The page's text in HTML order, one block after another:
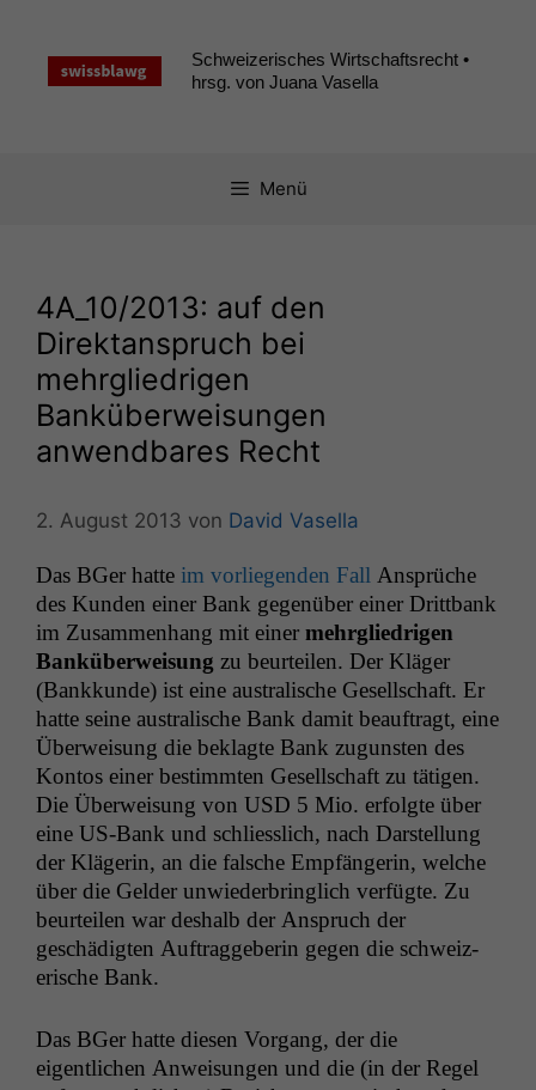
springen
Schweizerisches Wirtschaftsrecht •
hrsg. von Juana Vasella
Menü
4A_10/2013: auf den
Direktanspruch bei
mehrgliedrigen
Banküberweisungen
anwendbares Recht
2. August 2013 von David Vasella
Das BGer hat­te im vor­liegen­den Fall Ansprüche
des Kun­den ein­er Bank gegenüber ein­er Drit­tbank
im Zusam­men­hang mit ein­er mehrgliedri­gen
Banküber­weisung zu beurteilen. Der Kläger
(Bankkunde) ist eine aus­tralis­che Gesellschaft. Er
hat­te seine aus­tralis­che Bank damit beauf­tragt, eine
Über­weisung die beklagte Bank zugun­sten des
Kon­tos ein­er bes­timmten Gesellschaft zu täti­gen.
Die Über­weisung von USD 5 Mio. erfol­gte über
eine US-Bank und schliesslich, nach Darstel­lung
der Klägerin, an die falsche Empfän­gerin, welche
über die Gelder unwieder­bringlich ver­fügte. Zu
beurteilen war deshalb der Anspruch der
geschädigten Auf­tragge­berin gegen die schweiz­
erische Bank.
Das BGer hat­te diesen Vor­gang, der die
eigentlichen Anweisun­gen und die (in der Regel